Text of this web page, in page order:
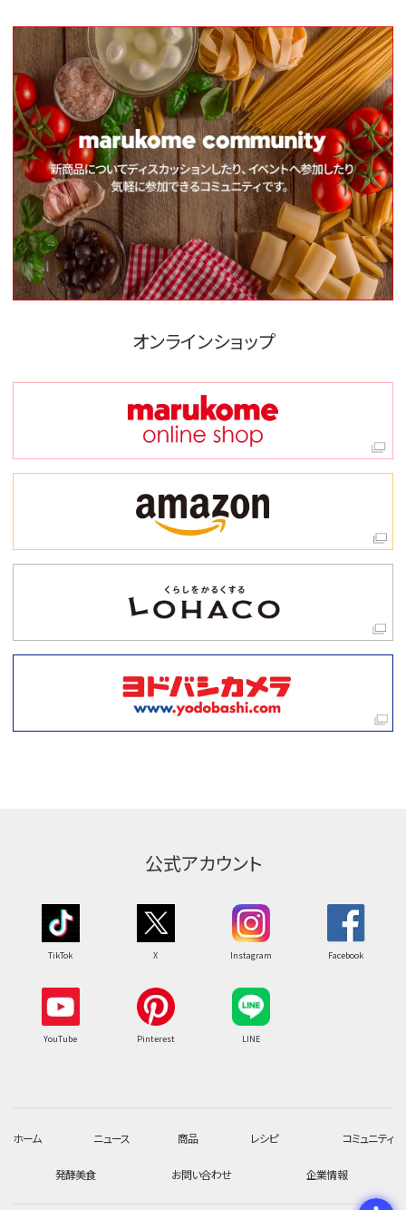
オンラインショップ
公式アカウント
TikTok X Instagram Facebook
YouTube Pinterest LINE
ホーム ニュース 商品 レシピ コミュニティ
発酵美食 お問い合わせ 企業情報